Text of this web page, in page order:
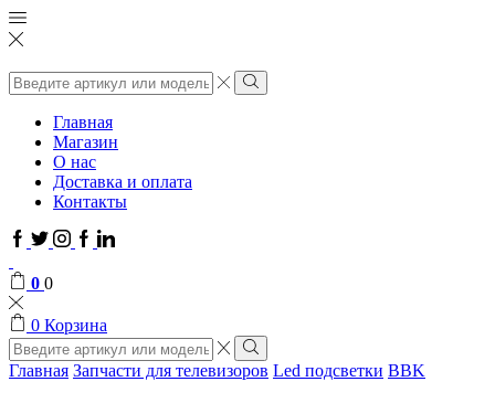
Поиск
ввода
Поиск
Главная
Магазин
О нас
Доставка и оплата
Контакты
Facebook
TwitterInstagram
GoogleLinkedin
0 0
0 Корзина
Поиск
ввода
Поиск
Главная Запчасти для телевизоров Led подсветки BBK